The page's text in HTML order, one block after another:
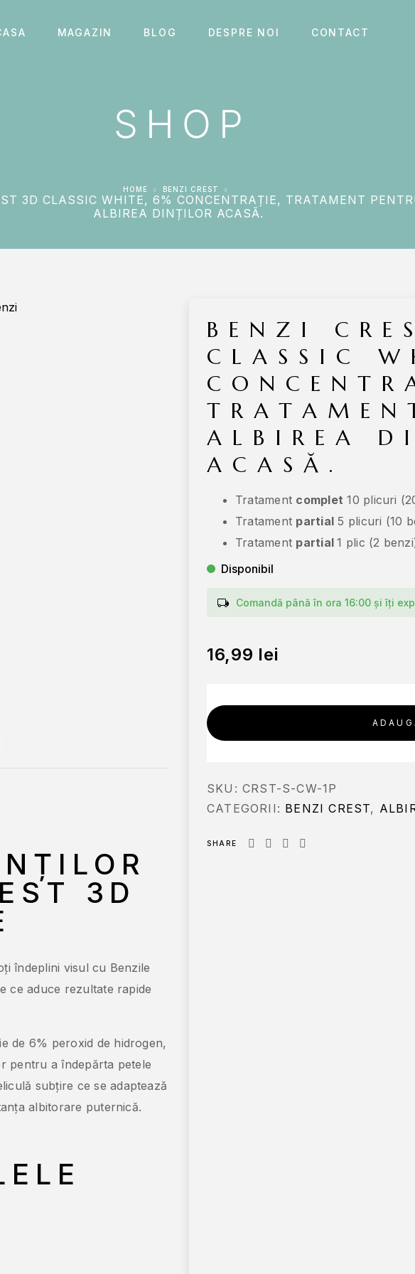
MAGAZIN BLOG DESPRE NOI CONTACT
SHOP
HOME BENZI CREST
3D CLASSIC WHITE, 6% CONCENTRAȚIE, TRATAMENT
ALBIREA DINȚILOR ACASĂ.
3D
îndeplini visul cu Benzile
ce aduce rezultate rapide
de 6% peroxid de hidrogen,
pentru a îndepărta petele
subțire ce se adaptează
albitorare puternică.
BENZI
CLASSIC
ALBIREA
ACASĂ.
Tratament complet 10 plicuri
Tratament partial 5 plicuri (10
Tratament partial1 plic (2
Disponibil
Comandă până în ora 16:00 și îți
16,99 lei
SKU: CRST-S-CW-1P
CATEGORII: BENZI CREST,
SHARE